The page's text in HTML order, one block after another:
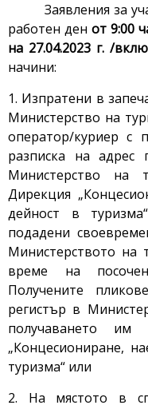
Заявления за
работен ден от 9:00
на 27.04.2023 г. /
начини:
1. Изпратени в
Министерство на
оператор/куриер с
разписка на
Министерство на
Дирекция
дейност в
подадени
Министерството на
време на
Получените
регистър в
получаването
„Концесиониране,
туризма“ или
2. На мястото в